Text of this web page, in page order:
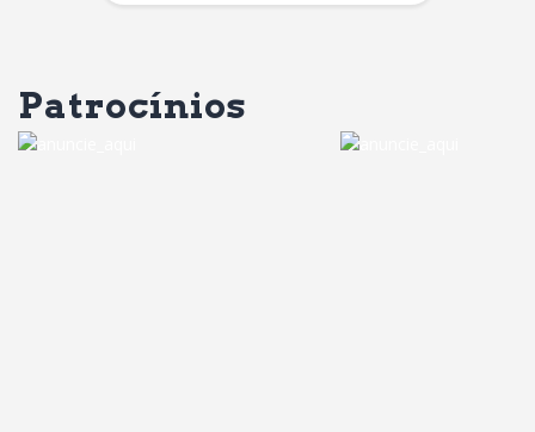
Patrocínios